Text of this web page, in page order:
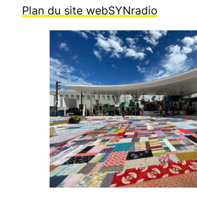
Plan du site webSYNradio